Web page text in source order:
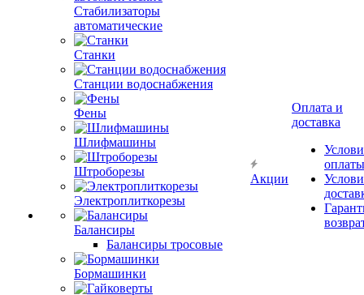
Стабилизаторы
автоматические
Станки
Станции водоснабжения
Фены
Шлифмашины
Штроборезы
Электроплиткорезы
Балансиры
Балансиры тросовые
Бормашинки
Акции
Оплата и
доставка
оплаты